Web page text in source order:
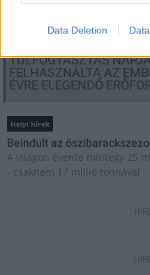
Data Deletion
TÚLFOGYASZTÁS
FELHASZNÁLTA AZ
ÉVRE ELEGENDŐ
Helyi hírek
Beindult az
A világon évente mintegy 25
- csaknem 17 millió tonnával